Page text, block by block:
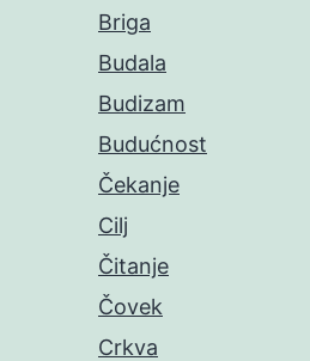
Briga
Budala
Budizam
Budućnost
Čekanje
Cilj
Čitanje
Čovek
Crkva